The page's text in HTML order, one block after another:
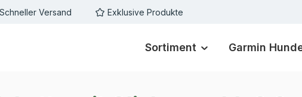
Schneller Versand Exklusive Produkte
Sortiment Garmin